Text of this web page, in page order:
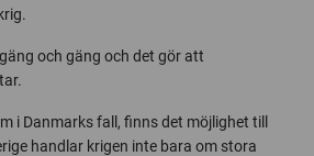
och gäng och det gör att
i Danmarks fall, finns det möjlighet till
handlar krigen inte bara om stora